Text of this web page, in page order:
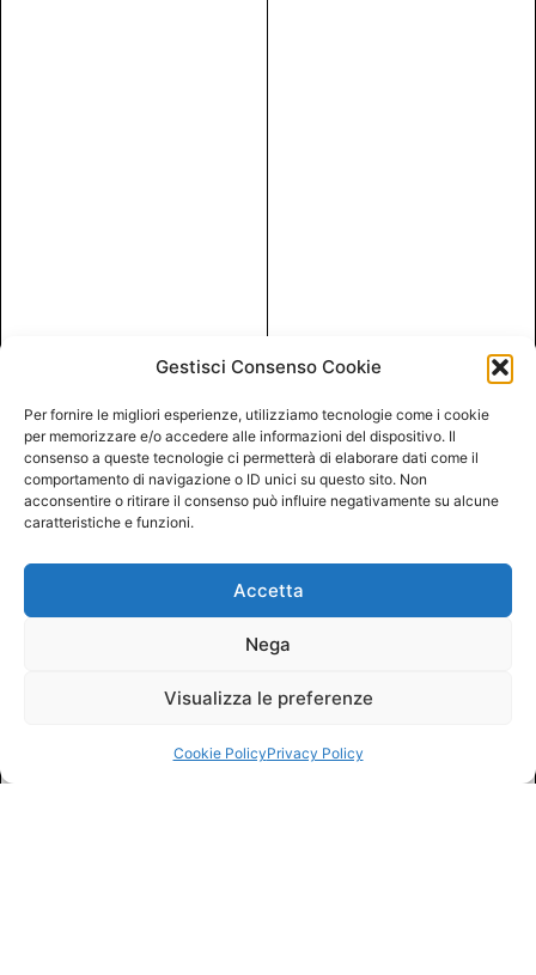
Gestisci Consenso Cookie
Per fornire le migliori esperienze, utilizziamo tecnologie come i cookie
per memorizzare e/o accedere alle informazioni del dispositivo. Il
consenso a queste tecnologie ci permetterà di elaborare dati come il
comportamento di navigazione o ID unici su questo sito. Non
acconsentire o ritirare il consenso può influire negativamente su alcune
caratteristiche e funzioni.
Accetta
Nega
Visualizza le preferenze
Cookie PolicyPrivacy Policy